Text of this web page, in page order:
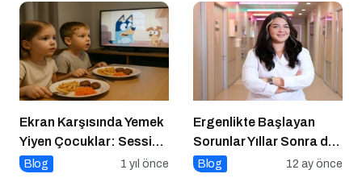
Ekran Karşısında Yemek
Yiyen Çocuklar: Sessiz
Tehlike
Blog 1 yıl önce
Ergenlikte Başlayan
Sorunlar Yıllar Sonra da
Sizi Takip Ediyorsa
Blog 12 ay önce